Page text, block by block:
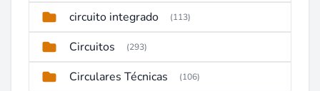
circuito integrado (113)
Circuitos (293)
Circulares Técnicas (106)